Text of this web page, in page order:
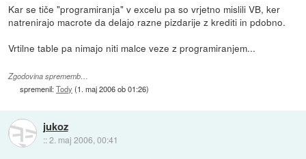
Kar se tiče "programiranja" v excelu pa so vrjetno mislili VB, ker
natrenirajo macrote da delajo razne pizdarije z krediti in pdobno.
Vrtilne table pa nimajo niti malce veze z programiranjem...
Zgodovina sprememb…
spremenil:Tody (1. maj 2006 ob 01:26)
jukoz
::2. maj 2006, 00:41